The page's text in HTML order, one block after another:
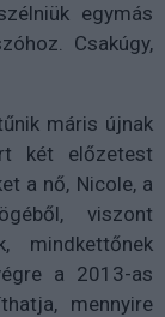
egymás
Csakúgy,
máris újnak
két előzetest
a nő, Nicole, a
viszont
mindkettőnek
a 2013-as
mennyire